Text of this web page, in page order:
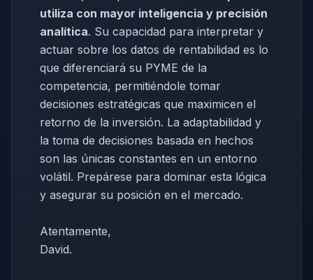
utiliza con mayor inteligencia y precisión
analítica. Su capacidad para interpretar y
actuar sobre los datos de rentabilidad es lo
que diferenciará su PYME de la
competencia, permitiéndole tomar
decisiones estratégicas que maximicen el
retorno de la inversión. La adaptabilidad y
la toma de decisiones basada en hechos
son las únicas constantes en un entorno
volátil. Prepárese para dominar esta lógica
y asegurar su posición en el mercado.
Atentamente,
David.